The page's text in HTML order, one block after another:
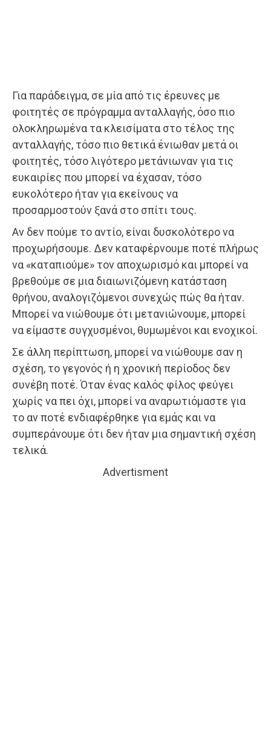
Για παράδειγμα, σε μία από τις έρευνες με
φοιτητές σε πρόγραμμα ανταλλαγής, όσο πιο
ολοκληρωμένα τα κλεισίματα στο τέλος της
ανταλλαγής, τόσο πιο θετικά ένιωθαν μετά οι
φοιτητές, τόσο λιγότερο μετάνιωναν για τις
ευκαιρίες που μπορεί να έχασαν, τόσο
ευκολότερο ήταν για εκείνους να
προσαρμοστούν ξανά στο σπίτι τους.
Αν δεν πούμε το αντίο, είναι δυσκολότερο να
προχωρήσουμε. Δεν καταφέρνουμε ποτέ πλήρως
να «καταπιούμε» τον αποχωρισμό και μπορεί να
βρεθούμε σε μια διαιωνιζόμενη κατάσταση
θρήνου, αναλογιζόμενοι συνεχώς πώς θα ήταν.
Μπορεί να νιώθουμε ότι μετανιώνουμε, μπορεί
να είμαστε συγχυσμένοι, θυμωμένοι και ενοχικοί.
Σε άλλη περίπτωση, μπορεί να νιώθουμε σαν η
σχέση, το γεγονός ή η χρονική περίοδος δεν
συνέβη ποτέ. Όταν ένας καλός φίλος φεύγει
χωρίς να πει όχι, μπορεί να αναρωτιόμαστε για
το αν ποτέ ενδιαφέρθηκε για εμάς και να
συμπεράνουμε ότι δεν ήταν μια σημαντική σχέση
τελικά.
Advertisment